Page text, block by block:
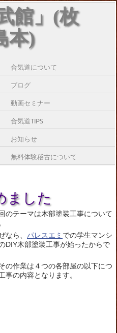
館」(枚
本)
合気道について
ブログ
動画セミナー
合気道TIPS
お知らせ
無料体験稽古について
ました
のテーマは木部塗装工事について
なら、 パレスエミ での学生マンシ
DIY木部塗装工事が始ったからで
の作業は４つの各部屋の以下につ
事の内容となります。